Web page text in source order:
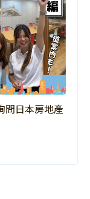
問日本房地產